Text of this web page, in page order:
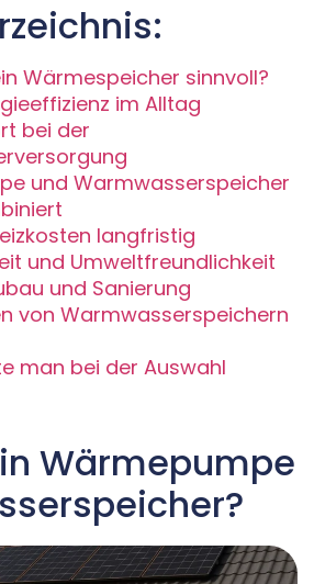
Wärmespeicher sinnvoll?
im Alltag
bei der
und Warmwasserspeicher
langfristig
und Umweltfreundlichkeit
und Sanierung
von Warmwasserspeichern
man bei der Auswahl
Wärmepumpe